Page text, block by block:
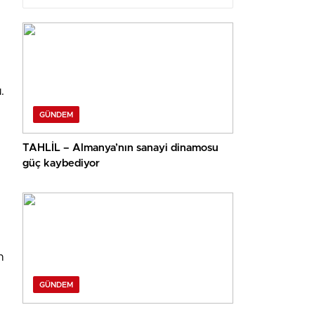
GÜNDEM
TAHLİL – Almanya’nın sanayi dinamosu
güç kaybediyor
GÜNDEM